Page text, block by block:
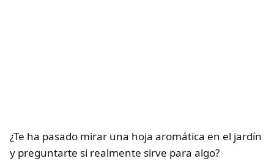
¿Te ha pasado mirar una hoja aromática en el jardín
y preguntarte si realmente sirve para algo?